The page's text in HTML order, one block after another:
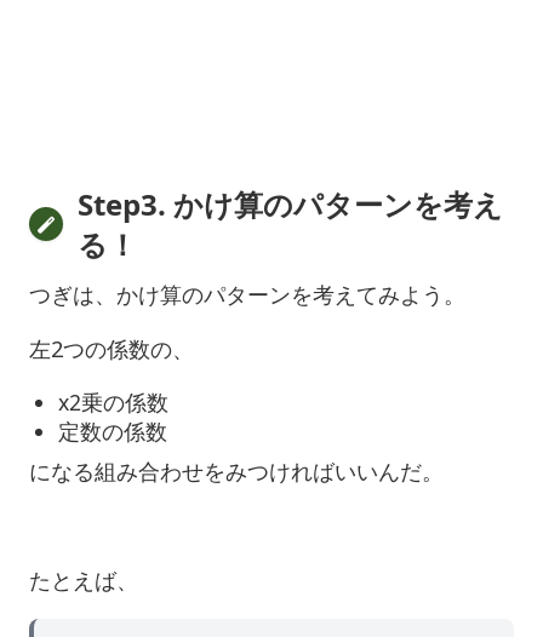
Step3. かけ算のパターンを考え
る！
つぎは、かけ算のパターンを考えてみよう。
左2つの係数の、
x2乗の係数
定数の係数
になる組み合わせをみつければいいんだ。
たとえば、